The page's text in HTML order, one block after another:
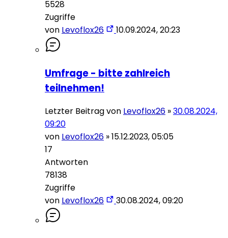
5528
Zugriffe
von Levoflox26 10.09.2024, 20:23
Umfrage - bitte zahlreich
teilnehmen!
Letzter Beitrag von Levoflox26 »30.08.2024,
09:20
von Levoflox26 »15.12.2023, 05:05
17
Antworten
78138
Zugriffe
von Levoflox26 30.08.2024, 09:20